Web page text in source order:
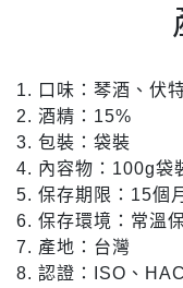
1. 口味：琴酒、伏
2. 酒精：15%
3. 包裝：袋裝
4. 內容物：100g袋
5. 保存期限：15個月
6. 保存環境：常溫
7. 產地：台灣
8. 認證：ISO、